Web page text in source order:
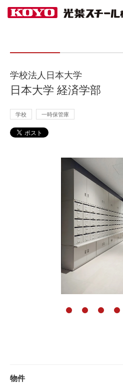
学校法人日本大学
日本大学 経済学部
学校 一時保管庫
物件